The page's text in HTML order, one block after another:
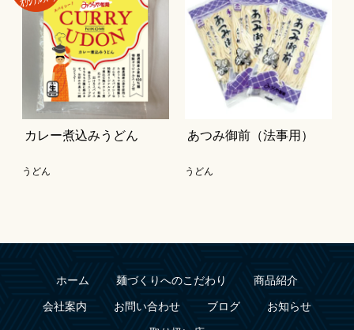
カレー煮込みうどん
うどん
あつみ御前（法事用）
うどん
ホーム 麺づくりへのこだわり 商品紹介
会社案内 お問い合わせ ブログ お知らせ